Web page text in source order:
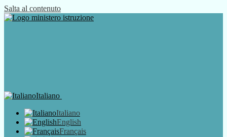
Salta al contenuto
Italiano
Italiano
English
Français